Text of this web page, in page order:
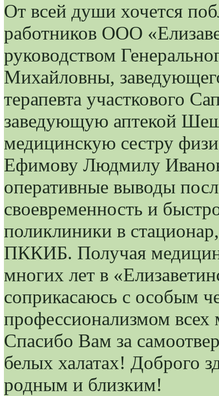
От всей души хочется
работников ООО
руководством
Михайловны,
терапевта участкового
заведующую аптекой
медицинскую сестру
Ефимову Людмилу
оперативные выводы
своевременность и
поликлиники в
ПККИБ. Получая
многих лет в
соприкасаюсь с особым
профессионализмом всех
Спасибо Вам за
белых халатах!
родным и близким!